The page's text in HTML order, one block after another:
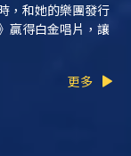
，和她的樂團發行
贏得白金唱片，讓
更多